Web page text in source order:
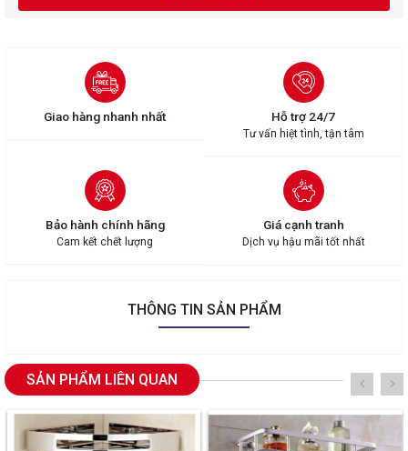
Giao hàng nhanh nhất Hỗ trợ 24/7
Tư vấn hiệt tình, tận tâm
Bảo hành chính hãng
Cam kết chết lượng
Giá cạnh tranh
Dịch vụ hậu mãi tốt nhất
THÔNG TIN SẢN PHẨM
SẢN PHẨM LIÊN QUAN